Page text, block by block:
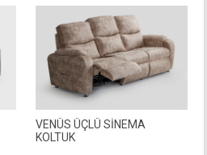
VENÜS ÜÇLÜ SİNEMA
KOLTUK